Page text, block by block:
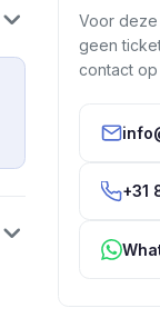
Voor deze
geen
contact
+31